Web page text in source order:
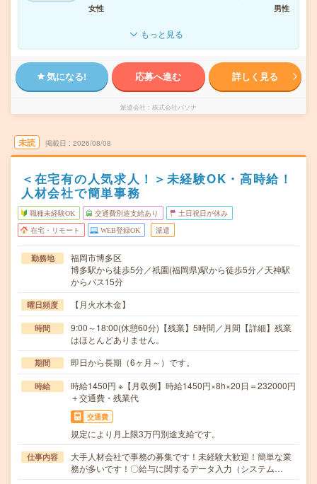
女性
男性
もっと見る
気になる! 応募へ進む 詳しく見る
派遣会社 株式会社パソナ
未読 掲載日 2026/08/08
＜在宅有の人気求人！＞未経験OK・高時給！
人材会社で簡単事務
職種未経験OK 交通費別途支給あり 土日祝日が休み
在宅・リモート WEB登録OK 派遣
勤務地
福岡市博多区
博多駅から徒歩5分／祇園(福岡県)駅から徒歩5分／天神駅
からバス15分
曜日頻度 【月火水木金】
時間
9:00～18:00(休憩60分)【残業】5時間／月間【詳細】残業
はほとんどありません。
期間 即日から長期（6ヶ月～）です。
時給
時給1450円 ※【月収例】時給1450円×8h×20日＝232000円
＋交通費・残業代
交通費
規定により月上限3万円別途支給です。
仕事内容
大手人材会社で事務の募集です！未経験大歓迎！簡単な業
務が多いです！〇給与に関するデータ入力（システム…